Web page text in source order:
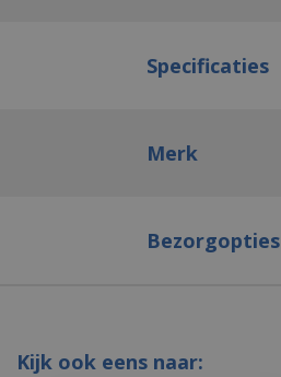
Specificaties
Merk
Bezorgopties
Kijk ook eens naar: